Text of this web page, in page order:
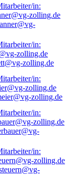
zolling.de
zolling.de